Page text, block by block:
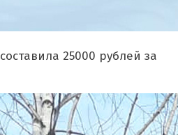
25000 рублей за